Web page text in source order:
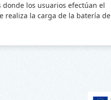
donde los usuarios efectúan el
realiza la carga de la batería de